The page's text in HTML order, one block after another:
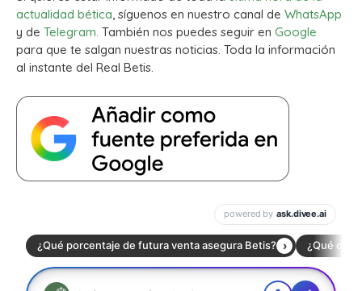
actualidad bética, síguenos en nuestro canal de WhatsApp
y de Telegram. También nos puedes seguir en Google
para que te salgan nuestras noticias. Toda la información
al instante del Real Betis.